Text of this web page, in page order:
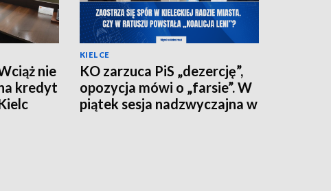
nie
kredyt
KIELCE
KO zarzuca PiS „dezercję”,
opozycja mówi o „farsie”. W
piątek sesja nadzwyczajna w